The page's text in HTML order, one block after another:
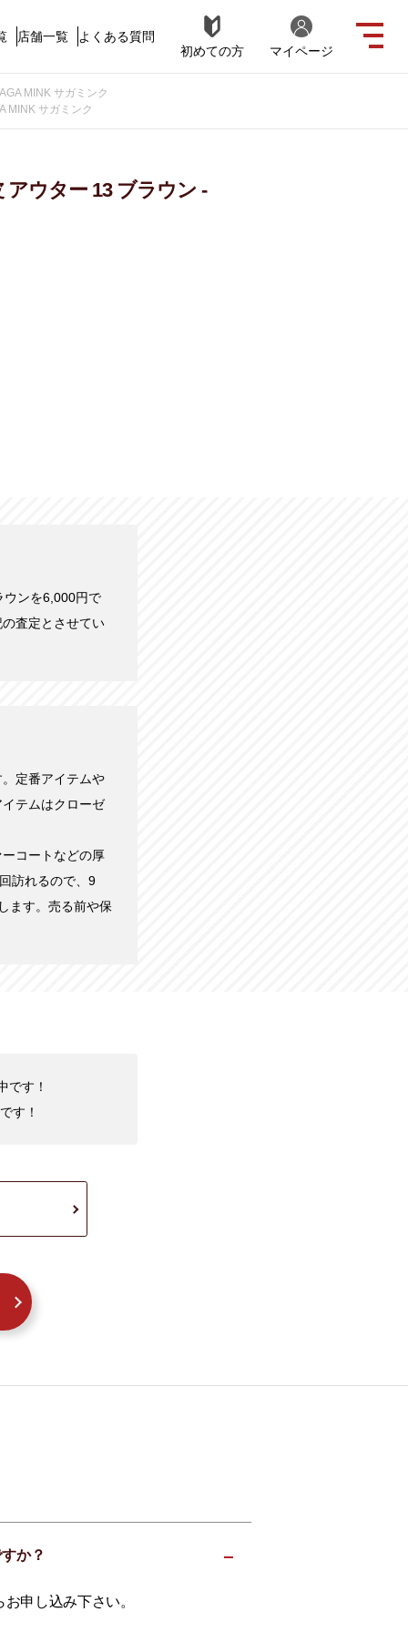
店舗一覧
よくある質問
初めての方
マイページ
MINK サガミンク
MINK サガミンク
ウター 13 ブラウン -
ウンを6,000円で
査定とさせてい
定番アイテムや
テムはクローゼ
コートなどの厚
訪れるので、9
ます。売る前や保
です！
す！
か？
申し込み下さい。